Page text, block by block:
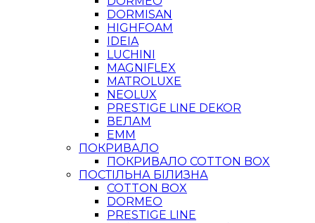
DORMISAN
HIGHFOAM
IDEIA
LUCHINI
MAGNIFLEX
MATROLUXE
NEOLUX
PRESTIGE LINE DEKOR
ВЕЛАМ
ЕММ
ПОКРИВАЛО
ПОКРИВАЛО COTTON BOX
ПОСТІЛЬНА БІЛИЗНА
COTTON BOX
DORMEO
PRESTIGE LINE